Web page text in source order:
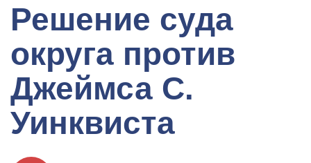
Решение суда
округа против
Джеймса С.
Уинквиста